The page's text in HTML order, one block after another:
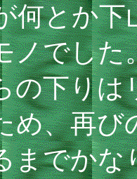
何とか下
ノでした
の下りは
め、再び
までかな